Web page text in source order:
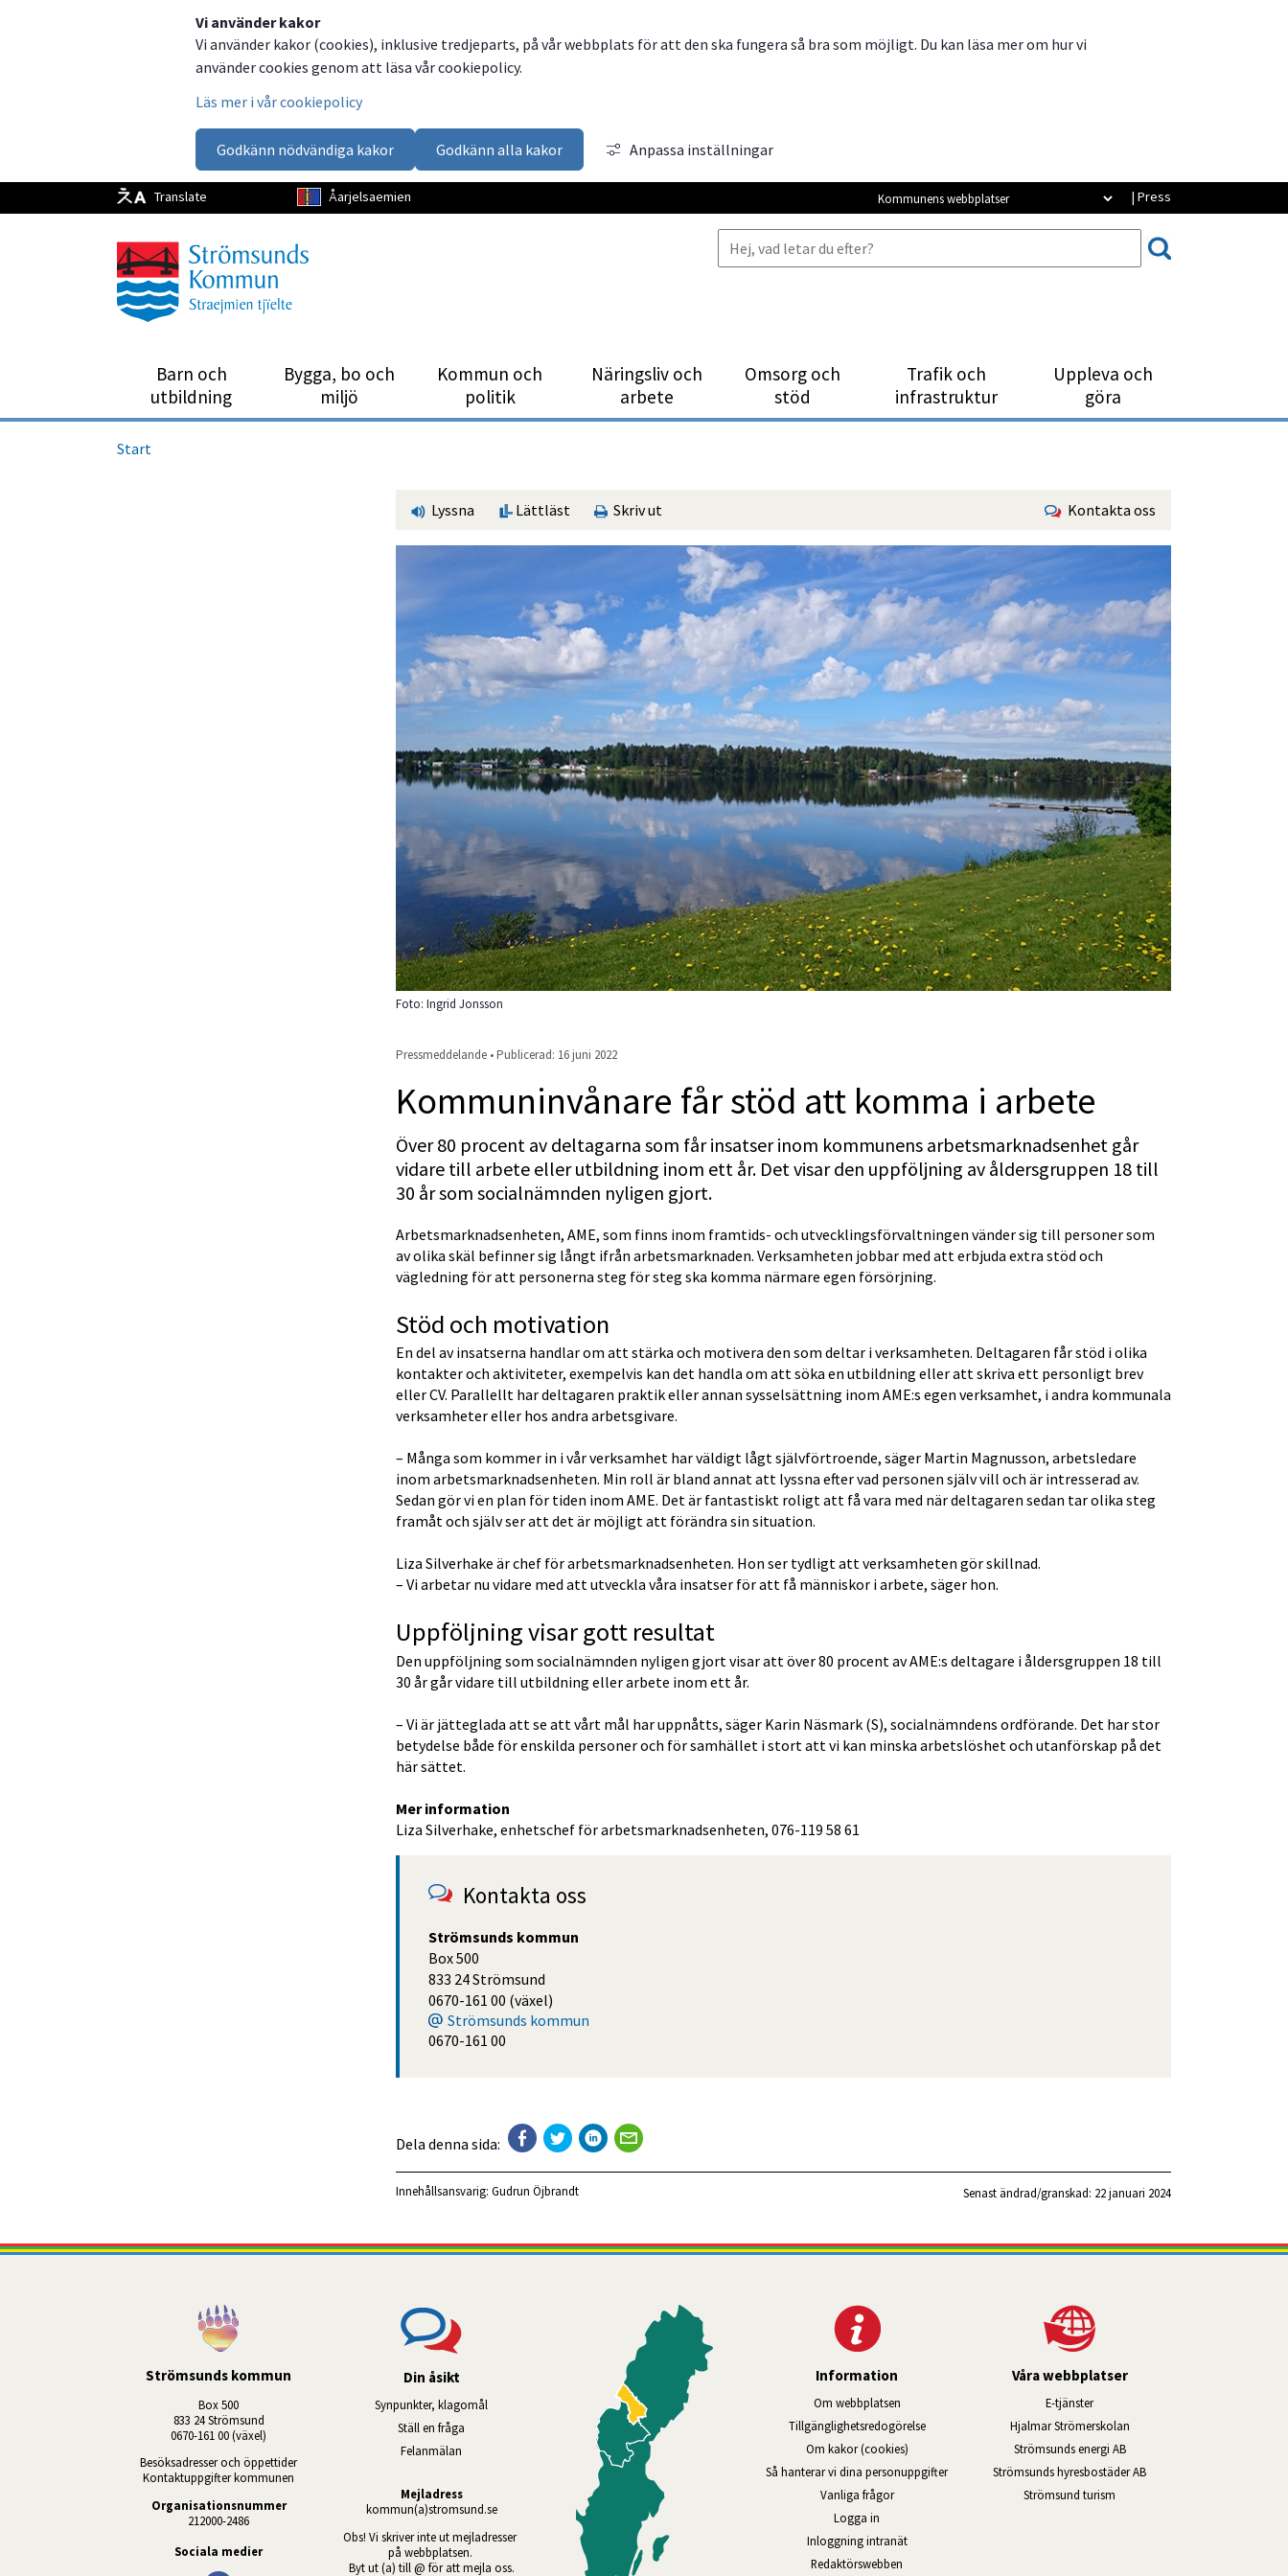
Vi använder kakor
Vi använder kakor (cookies), inklusive tredjeparts, på vår webbplats för att den ska fungera så bra som möjligt. Du kan läsa mer om hur vi
använder cookies genom att läsa vår cookiepolicy.
Läs mer i vår cookiepolicy
Godkänn nödvändiga kakor Godkänn alla kakor Anpassa inställningar
Translate Åarjelsaemien | Press
Kommunens webbplatser
Barn och
utbild­ning
Bygga, bo och
miljö
Kommun och
politik
Närings­liv och
arbete
Omsorg och
stöd
Trafik och
infrastruktur
Uppleva och
göra
Start
Lyssna Lättläst Skriv ut Kontakta oss
Foto: Ingrid Jonsson
Pressmeddelande • Publicerad: 16 juni 2022
Kommuninvånare får stöd att komma i arbete
Över 80 procent av deltagarna som får insatser inom kommunens arbetsmarknadsenhet går
vidare till arbete eller utbildning inom ett år. Det visar den uppföljning av åldersgruppen 18 till
30 år som socialnämnden nyligen gjort.
Arbetsmarknadsenheten, AME, som finns inom framtids- och utvecklingsförvaltningen vänder sig till personer som
av olika skäl befinner sig långt ifrån arbetsmarknaden. Verksamheten jobbar med att erbjuda extra stöd och
vägledning för att personerna steg för steg ska komma närmare egen försörjning.
Stöd och motivation
En del av insatserna handlar om att stärka och motivera den som deltar i verksamheten. Deltagaren får stöd i olika
kontakter och aktiviteter, exempelvis kan det handla om att söka en utbildning eller att skriva ett personligt brev
eller CV. Parallellt har deltagaren praktik eller annan sysselsättning inom AME:s egen verksamhet, i andra kommunala
verksamheter eller hos andra arbetsgivare.
– Många som kommer in i vår verksamhet har väldigt lågt självförtroende, säger Martin Magnusson, arbetsledare
inom arbetsmarknadsenheten. Min roll är bland annat att lyssna efter vad personen själv vill och är intresserad av.
Sedan gör vi en plan för tiden inom AME. Det är fantastiskt roligt att få vara med när deltagaren sedan tar olika steg
framåt och själv ser att det är möjligt att förändra sin situation.
Liza Silverhake är chef för arbetsmarknadsenheten. Hon ser tydligt att verksamheten gör skillnad.
– Vi arbetar nu vidare med att utveckla våra insatser för att få människor i arbete, säger hon.
Uppföljning visar gott resultat
Den uppföljning som socialnämnden nyligen gjort visar att över 80 procent av AME:s deltagare i åldersgruppen 18 till
30 år går vidare till utbildning eller arbete inom ett år.
– Vi är jätteglada att se att vårt mål har uppnåtts, säger Karin Näsmark (S), socialnämndens ordförande. Det har stor
betydelse både för enskilda personer och för samhället i stort att vi kan minska arbetslöshet och utanförskap på det
här sättet.
Mer information
Liza Silverhake, enhetschef för arbetsmarknadsenheten, 076-119 58 61
Kontakta oss
Strömsunds kommun
Box 500
833 24 Strömsund
0670-161 00 (växel)
Strömsunds kommun
0670-161 00
Dela denna sida:
Innehållsansvarig: Gudrun Öjbrandt Senast ändrad/granskad: 22 januari 2024
Strömsunds kommun
Box 500
833 24 Strömsund
0670-161 00 (växel)
Besöksadresser och öppettider
Kontaktuppgifter kommunen
Organisationsnummer
212000-2486
Sociala medier
Din åsikt
Synpunkter, klagomål
Ställ en fråga
Felanmälan
Mejladress
kommun(a)stromsund.se
Obs! Vi skriver inte ut mejladresser
på webbplatsen.
Byt ut (a) till @ för att mejla oss.
Information
Om webbplatsen
Tillgänglig­hets­redo­görelse
Om kakor (cookies)
Så hanterar vi dina personuppgifter
Vanliga frågor
Logga in
Inloggning intranätÖppnas i nytt fönster.
Redaktörswebben
Våra webbplatser
E-tjänsterLänk till annan webbplats, öppnas i
Hjalmar StrömerskolanLänk till annan webbplats,
Strömsunds energi ABLänk till annan webbplats,
Strömsunds hyresbostäder ABLänk till annan webbplats,
Strömsund turism